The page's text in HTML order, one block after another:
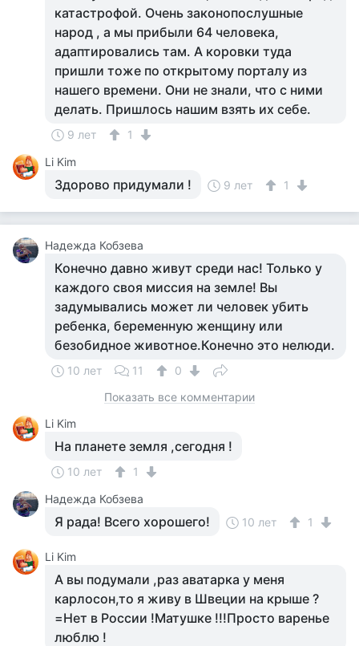
катастрофой. Очень законопослушные
народ , а мы прибыли 64 человека,
адаптировались там. А коровки туда
пришли тоже по открытому порталу из
нашего времени. Они не знали, что с ними
делать. Пришлось нашим взять их себе.
9 лет
1
Li Kim
Здорово придумали ! 9 лет 1
Надежда Кобзева
Конечно давно живут среди нас! Только у
каждого своя миссия на земле! Вы
задумывались может ли человек убить
ребенка, беременную женщину или
безобидное животное.Конечно это нелюди.
10 лет 11
0
Показать все комментарии
Li Kim
На планете земля ,сегодня !
10 лет
1
Надежда Кобзева
Я рада! Всего хорошего! 10 лет 1
Li Kim
А вы подумали ,раз аватарка у меня
карлосон,то я живу в Швеции на крыше ?
=Нет в России !Матушке !!!Просто варенье
люблю !